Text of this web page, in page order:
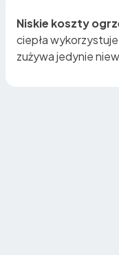
Niskie koszty
ciepła
zużywa jedynie